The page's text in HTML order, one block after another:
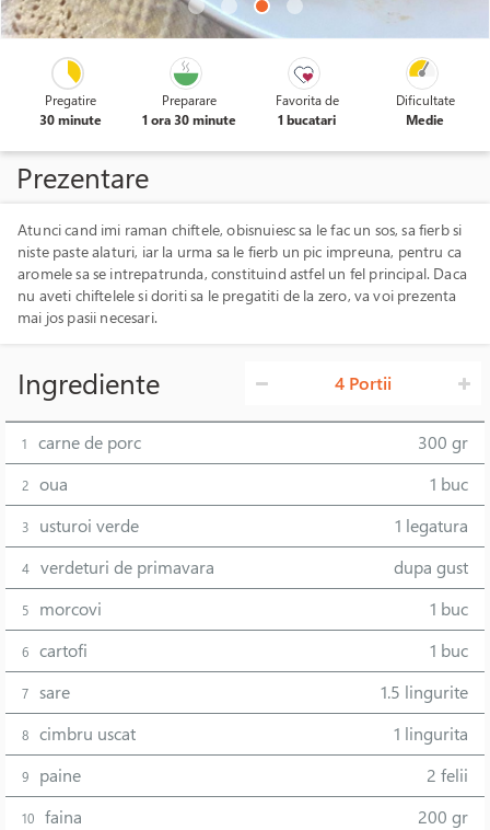
Pregatire
30 minute
Preparare
1 ora 30 minute
Favorita de
1 bucatari
Dificultate
Medie
Prezentare
Atunci cand imi raman chiftele, obisnuiesc sa le fac un sos, sa fierb si
niste paste alaturi, iar la urma sa le fierb un pic impreuna, pentru ca
aromele sa se intrepatrunda, constituind astfel un fel principal. Daca
nu aveti chiftelele si doriti sa le pregatiti de la zero, va voi prezenta
mai jos pasii necesari.
Ingrediente 4 Portii
1 carne de porc 300 gr
2 oua 1 buc
3 usturoi verde 1 legatura
4 verdeturi de primavara dupa gust
5 morcovi 1 buc
6 cartofi 1 buc
7 sare 1.5 lingurite
8 cimbru uscat 1 lingurita
9 paine 2 felii
10 faina 200 gr